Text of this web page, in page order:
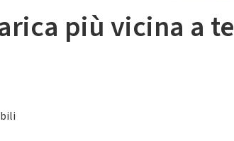
più vicina a te